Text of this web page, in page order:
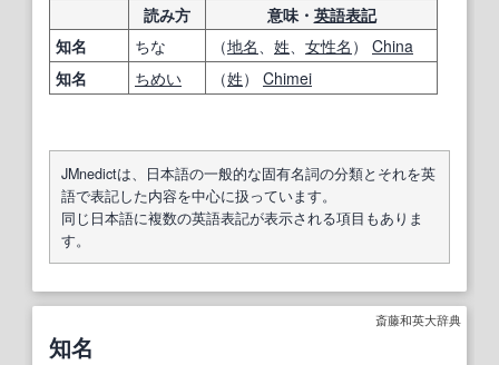
読み方 意味・ 英語表記
知名
ちな （地名、 姓、 女性名 ） China
知名
ちめい （姓） Chimei
JMnedictは、日本語の一般的な固有名詞の分類とそれを英
語で表記した内容を中心に扱っています。
同じ日本語に複数の英語表記が表示される項目もありま
す。
斎藤和英大辞典
知名